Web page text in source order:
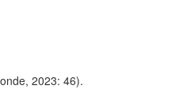
2023: 46).